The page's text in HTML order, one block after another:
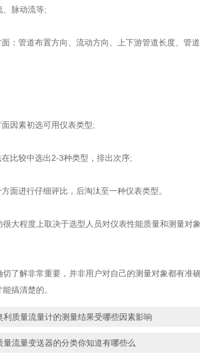
、脉动流等;
管道布置方向、流动方向、上下游管道长度、管
素初选可用仪表类型;
较中选出2-3种类型，排出次序;
进行仔细评比，后淘汰至一种仪表类型。
程度上取决于选型人员对仪表性能质量和测量对
解非常重要，并非用户对自己的测量对象都有准
搞清楚的。
利质量流量计的测量结果受哪些因素影响
量流量变送器的分类你知道有哪些么